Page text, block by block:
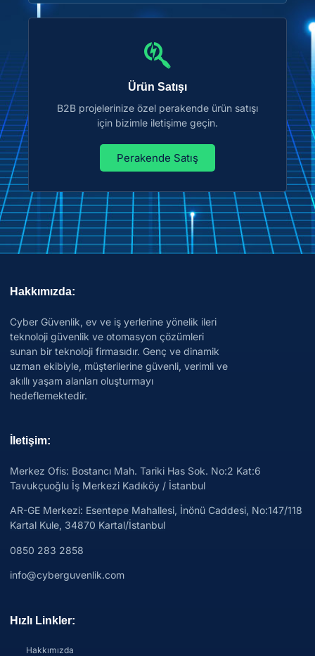
Ürün Satışı
B2B projelerinize özel perakende ürün satışı
için bizimle iletişime geçin.
Perakende Satış
Hakkımızda:
Cyber Güvenlik, ev ve iş yerlerine yönelik ileri
teknoloji güvenlik ve otomasyon çözümleri
sunan bir teknoloji firmasıdır. Genç ve dinamik
uzman ekibiyle, müşterilerine güvenli, verimli ve
akıllı yaşam alanları oluşturmayı
hedeflemektedir.
İletişim:
Merkez Ofis: Bostancı Mah. Tariki Has Sok. No:2 Kat:6
Tavukçuoğlu İş Merkezi Kadıköy / İstanbul
AR-GE Merkezi: Esentepe Mahallesi, İnönü Caddesi, No:147/118
Kartal Kule, 34870 Kartal/İstanbul
0850 283 2858
info@cyberguvenlik.com
Hızlı Linkler:
Hakkımızda